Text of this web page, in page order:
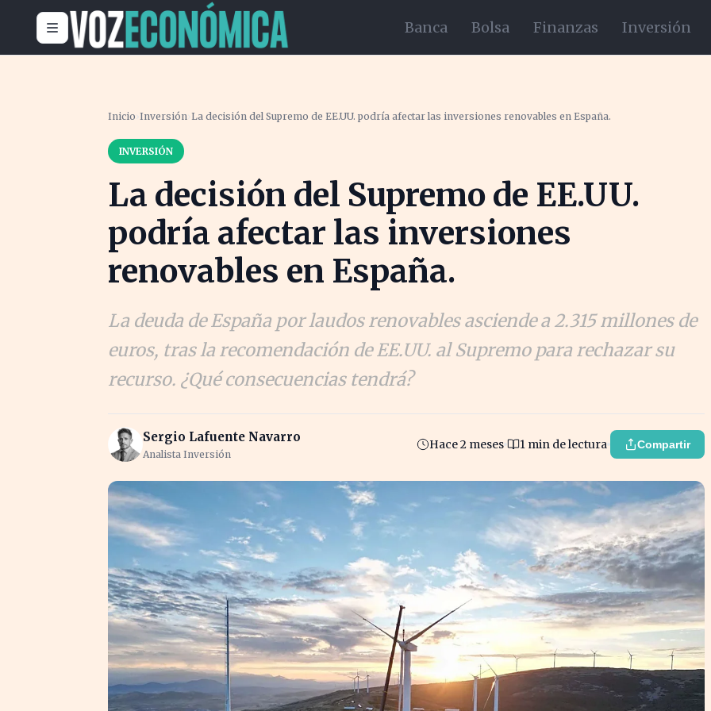
Banca Bolsa Finanzas Inversión
Inicio ›Inversión›La decisión del Supremo de EE.UU. podría afectar las inversiones renovables en España.
INVERSIÓN
La decisión del Supremo de EE.UU.
podría afectar las inversiones
renovables en España.
La deuda de España por laudos renovables asciende a 2.315 millones de
euros, tras la recomendación de EE.UU. al Supremo para rechazar su
recurso. ¿Qué consecuencias tendrá?
Sergio Lafuente Navarro
Analista Inversión
Hace 2 meses 1 min de lectura Compartir